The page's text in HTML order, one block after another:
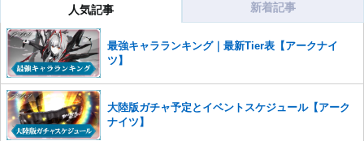
※投稿内容を確認後、順次対応さ
せていただきます。ご了承ください。
※一度削除したコメントは復元ができませんのでご注意くだ
さい。
また、過度な利用規約の違反や、弊社に損害の及ぶ内容の書き込みがあ
った場合は、法的措置をとらせていただく場合もございますので、あら
かじめご理解くださいませ。
人気記事 新着記事
最強キャラランキング｜最新Tier表【アークナイ
ツ】
大陸版ガチャ予定とイベントスケジュール【アーク
ナイツ】